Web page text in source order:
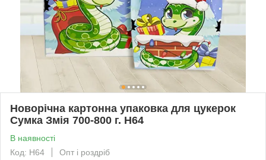
Новорічна картонна упаковка для цукерок
Сумка Змія 700-800 г. Н64
В наявності
Код: Н64
Опт і роздріб